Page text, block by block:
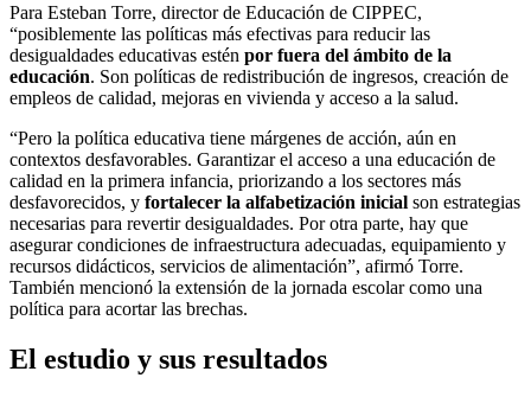
Para Esteban Torre, director de Educación de CIPPEC,
“posiblemente las políticas más efectivas para reducir las
desigualdades educativas estén por fuera del ámbito de la
educación. Son políticas de redistribución de ingresos, creación de
empleos de calidad, mejoras en vivienda y acceso a la salud.
“Pero la política educativa tiene márgenes de acción, aún en
contextos desfavorables. Garantizar el acceso a una educación de
calidad en la primera infancia, priorizando a los sectores más
desfavorecidos, y fortalecer la alfabetización inicial son estrategias
necesarias para revertir desigualdades. Por otra parte, hay que
asegurar condiciones de infraestructura adecuadas, equipamiento y
recursos didácticos, servicios de alimentación”, afirmó Torre.
También mencionó la extensión de la jornada escolar como una
política para acortar las brechas.
El estudio y sus resultados